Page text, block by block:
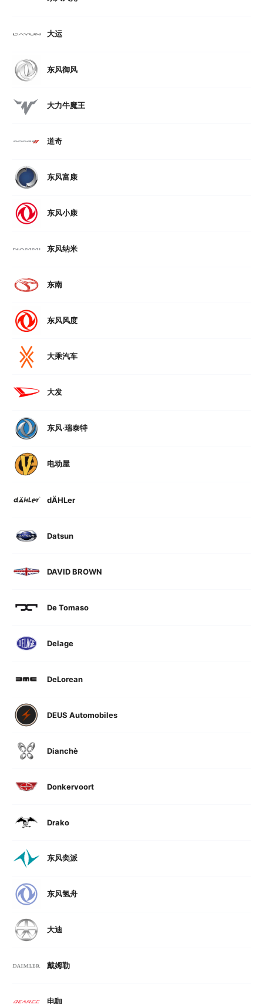
大运
东风御风
大力牛魔王
道奇
东风富康
东风小康
东风纳米
东南
东风风度
大乘汽车
大发
东风·瑞泰特
电动屋
dÄHLer
Datsun
DAVID BROWN
De Tomaso
Delage
DeLorean
DEUS Automobiles
Dianchè
Donkervoort
Drako
东风奕派
东风氢舟
大迪
戴姆勒
电咖